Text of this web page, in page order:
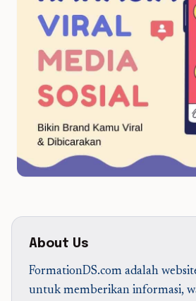
About Us
FormationDS.com adalah
untuk memberikan informasi,